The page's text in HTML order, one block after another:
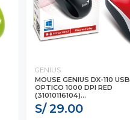
GENIUS
MOUSE GENIUS DX-110 USB
OPTICO 1000 DPI RED
(31010116104)...
S/ 29.00